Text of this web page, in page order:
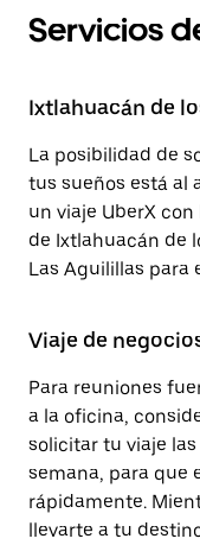
Servicios
Ixtlahuacán de
La posibilidad de
tus sueños está al
un viaje UberX con
de Ixtlahuacán de
Las Aguilillas para
Viaje de
Para reuniones
a la oficina,
solicitar tu viaje las
semana, para que
rápidamente.
llevarte a tu